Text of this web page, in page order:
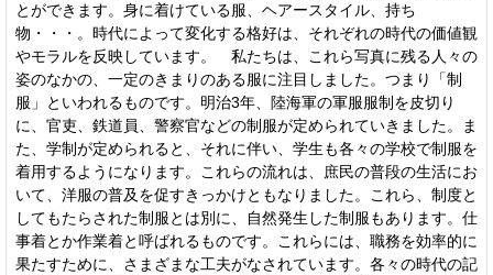
とができます。身に着けている服、ヘアースタイル、持ち
物・・・。時代によって変化する格好は、それぞれの時代の価値観
やモラルを反映しています。 私たちは、これら写真に残る人々の
姿のなかの、一定のきまりのある服に注目しました。つまり「制
服」といわれるものです。明治3年、陸海軍の軍服服制を皮切り
に、官吏、鉄道員、警察官などの制服が定められていきました。ま
た、学制が定められると、それに伴い、学生も各々の学校で制服を
着用するようになります。これらの流れは、庶民の普段の生活にお
いて、洋服の普及を促すきっかけともなりました。これら、制度と
してもたらされた制服とは別に、自然発生した制服もあります。仕
事着とか作業着と呼ばれるものです。これらには、職務を効率的に
果たすために、さまざまな工夫がなされています。各々の時代の記